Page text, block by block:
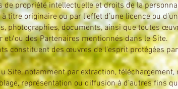
propriété intellectuelle et droits de la
à titre originaire ou par l’effet d’une licence ou
photographies, documents, ainsi que toutes
et/ou des Partenaires mentionnés dans le Site.
constituent des œuvres de l’esprit protégées
Site, notamment par extraction,
représentation ou diffusion à d’autres fins